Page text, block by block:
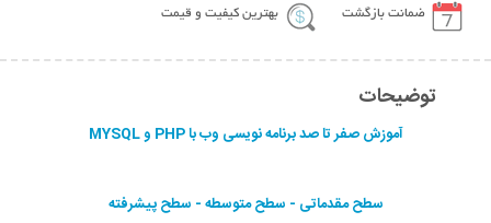
ضمانت بازگشت بهترین کیفیت و قیمت
توضیحات
آموزش صفر تا صد برنامه نویسی وب با PHP و MYSQL
سطح مقدماتی - سطح متوسطه - سطح پیشرفته